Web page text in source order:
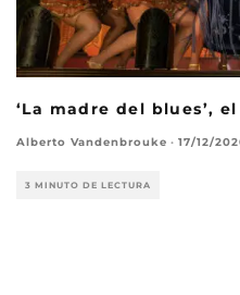
‘La madre del blues’,
Alberto Vandenbrouke · 17/12/
3 MINUTO DE LECTURA